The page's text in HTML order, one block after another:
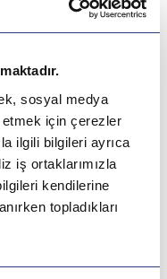
sosyal medya
için çerezler
ilgili bilgileri ayrıca
iş ortaklarımızla
kendilerine
topladıkları
sıralamanızı
sağlayabilir. ‘It
yağacak
durgunluğu
(Bugünkü
bir sohbet